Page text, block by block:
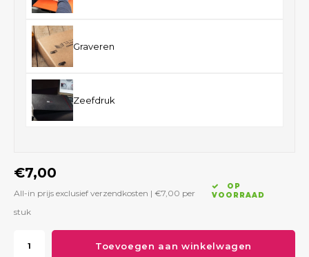
Graveren
Zeefdruk
€7,00
All-in prijs exclusief verzendkosten | €7,00 per
stuk
OP
VOORRAAD
Toevoegen aan winkelwagen